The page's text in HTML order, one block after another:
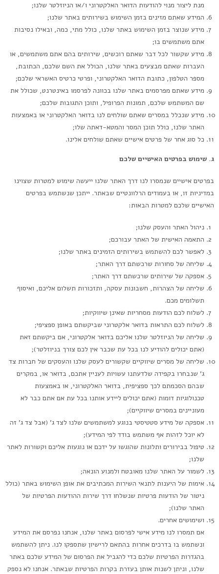
מנת ליצור מנוי להודעות הדואר האלקטרוני ו/או הניוזלטר שלנו;
המידע שאתם מזינים בזמן השימוש בשירותים באתר שלנו;
מידע שנוצר בזמן השימוש באתר שלנו, כולל מתי, כמה, ובאילו נסיבות
אתם משתמשים בו;
מידע שקשור לכל דבר שאתם רוכשים, שירותים בהם אתם משתמשים, או
העברות שאתם מבצעים באתר שלנו, הכולל את השם שלכם, הכתובת,
מספר הטלפון, כתובת הדואר האלקטרוני, ופרטי כרטיס האשראי שלכם;
מידע שאתם מפרסמים באתר שלנו בכוונה לפרסמו באינטרנט, שכולל את
שם המשתמש שלכם, תמונות הפרופיל, ותוכן התגובות שלכם;
מידע שנכלל במסרים שאתם שולחים לנו בדואר האלקטרוני או באמצעות
האתר שלנו, כולל תוכן המסר והמטא-דאתה שלו;
כל סוג אחר של פרטים אישיים שאתם שולחים אלינו.
ג. שימוש בפרטים האישיים שלכם
בפרטים אישיים שנמסרו לנו דרך האתר שלנו ייעשה שימוש למטרות שצוינו
במדיניות זו, או בעמודים הרלוונטיים שבאתר. ייתכן שנשתמש בפרטים
האישיים שלכם למטרות הבאות:
ניהול האתר והעסק שלנו;
התאמה האישית של האתר עבורכם;
לאפשר לכם להשתמש בשירותים הזמינים באתר שלנו;
שליחה של סחורות שרכשתם דרך האתר;
אספקה של שירותים שרכשתם דרך האתר;
שליחה של הצהרות, חשבונות עסקה, ותזכורות תשלום אליכם, ואיסוף
תשלומים מכם.
לשלוח לכם הודעות מסחריות שאינן שיווקיות;
לשלוח לכם התראות בדואר אלקטרוני שביקשתם באופן ספציפי;
שליחה של הניוזלטר שלנו אליכם בדואר אלקטרוני, אם ביקשתם זאת
(אתם יכולים להודיע לנו בכל עת שכבר אין לכם צורך בניוזלטר);
שליחה של מסרים שיווקיים שקשורים לעסק שלנו והעסקים של חברות צד
ג’ שנבחרו בקפידה שלדעתנו עשויות לעניין אתכם, בדואר או, במקרים
שבהם הסכמתם לכך ספציפית, בדואר האלקטרוני, או באמצעות
טכנולוגיות דומות (אתם יכולים ליידע אותנו בכל עת אם אתם כבר לא
מעוניינים במסרים שיווקיים);
אספקה של מידע סטטיסטי בנוגע למשתמשים שלנו לצד ג’ (אבל צד ג’ זה
לא יוכל לזהות אף משתמש בודד לפי המידע);
טיפול בבירורים ותלונות שהוגשו על ידכם או נוגעות אליכם וקשורות לאתר
שלנו;
לשמור על האתר שלנו מאובטח ולמנוע הונאה;
אימות של היענות לתנאי השירות המכתיבים את אופן השימוש באתר (כולל
ניטור של הודעות פרטיות שנשלחו דרך שירות ההודעות הפרטיות של
האתר שלנו);
ושימושים אחרים.
אם תמסרו לנו מידע אישי לפרסום באתר שלנו, אנחנו נפרסם את המידע
ונשתמש בו בדרכים אחרות בהתאם לרישיון שתספקו לנו. ניתן להשתמש
בהגדרות הפרטיות שלכם כדי להגביל את הפרסום של המידע שלכם באתר
שלנו, וניתן לשנות אותן בעזרת בקרות הפרטיות שבאתר. אנחנו לא נספק